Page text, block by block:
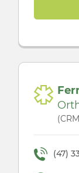
(47)